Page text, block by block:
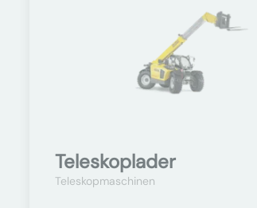
Teleskoplader
Teleskopmaschinen